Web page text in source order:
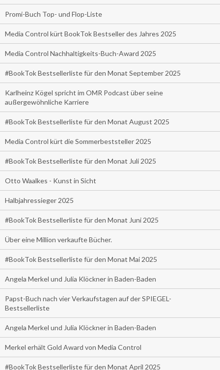
Promi-Buch Top- und Flop-Liste
Media Control kürt BookTok Bestseller des Jahres 2025
Media Control Nachhaltigkeits-Buch-Award 2025
#BookTok Bestsellerliste für den Monat September 2025
Karlheinz Kögel spricht im OMR Podcast über seine
außergewöhnliche Karriere
#BookTok Bestsellerliste für den Monat August 2025
Media Control kürt die Sommerbeststeller 2025
#BookTok Bestsellerliste für den Monat Juli 2025
Otto Waalkes - Kunst in Sicht
Halbjahressieger 2025
#BookTok Bestsellerliste für den Monat Juni 2025
Über eine Million verkaufte Bücher.
#BookTok Bestsellerliste für den Monat Mai 2025
Angela Merkel und Julia Klöckner in Baden-Baden
Papst-Buch nach vier Verkaufstagen auf der SPIEGEL-
Bestsellerliste
Angela Merkel und Julia Klöckner in Baden-Baden
Merkel erhält Gold Award von Media Control
#BookTok Bestsellerliste für den Monat April 2025